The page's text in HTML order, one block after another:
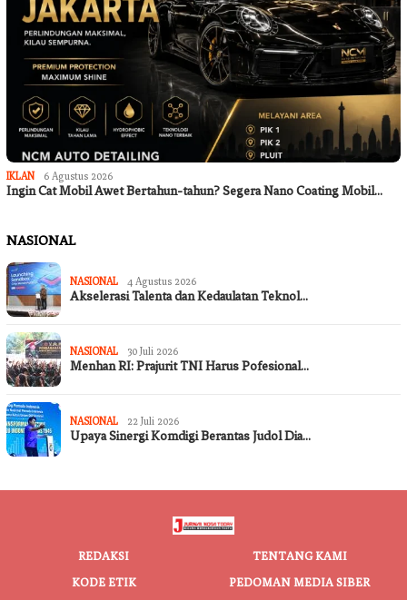
IKLAN 6 Agustus 2026
Ingin Cat Mobil Awet Bertahun-tahun? Segera Nano Coating Mobil…
NASIONAL
NASIONAL 4 Agustus 2026
Akselerasi Talenta dan Kedaulatan Teknol…
NASIONAL 30 Juli 2026
Menhan RI: Prajurit TNI Harus Pofesional…
NASIONAL 22 Juli 2026
Upaya Sinergi Komdigi Berantas Judol Dia…
REDAKSI
TENTANG KAMI
KODE ETIK
PEDOMAN MEDIA SIBER